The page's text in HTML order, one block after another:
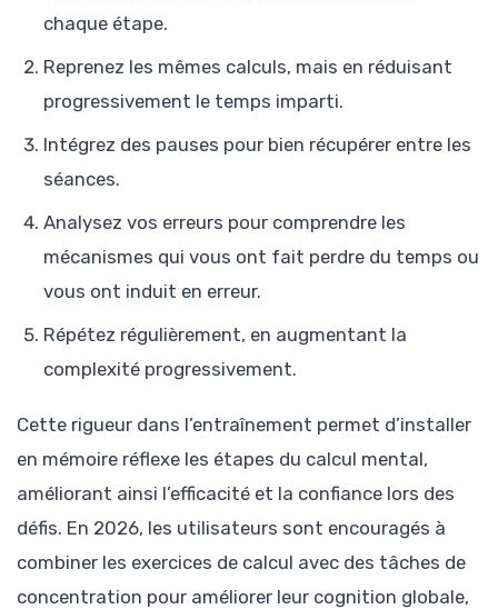
chaque étape.
Reprenez les mêmes calculs, mais en réduisant
progressivement le temps imparti.
Intégrez des pauses pour bien récupérer entre les
séances.
Analysez vos erreurs pour comprendre les
mécanismes qui vous ont fait perdre du temps ou
vous ont induit en erreur.
Répétez régulièrement, en augmentant la
complexité progressivement.
Cette rigueur dans l’entraînement permet d’installer
en mémoire réflexe les étapes du calcul mental,
améliorant ainsi l’efficacité et la confiance lors des
défis. En 2026, les utilisateurs sont encouragés à
combiner les exercices de calcul avec des tâches de
concentration pour améliorer leur cognition globale,